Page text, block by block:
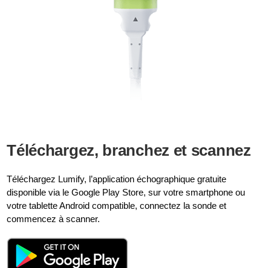
Téléchargez, branchez et scannez
Téléchargez Lumify, l’application échographique gratuite
disponible via le Google Play Store, sur votre smartphone ou
votre tablette Android compatible, connectez la sonde et
commencez à scanner.